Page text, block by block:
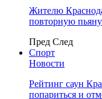
Жителю
повторную
Пред След
Спорт
Новости
Рейтинг саун
попариться и